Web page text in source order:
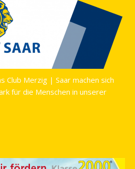
Club Merzig | Saar machen sich
für die Menschen in unserer